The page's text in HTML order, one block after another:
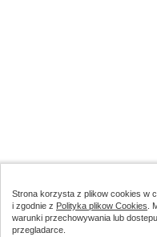
Strona korzysta z plikow cookies w
i zgodnie z Polityka plikow Cookies .
warunki przechowywania lub
przegladarce.